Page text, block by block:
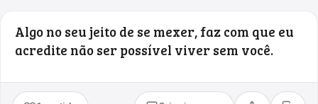
Algo no seu jeito de se mexer, faz com que eu
acredite não ser possível viver sem você.